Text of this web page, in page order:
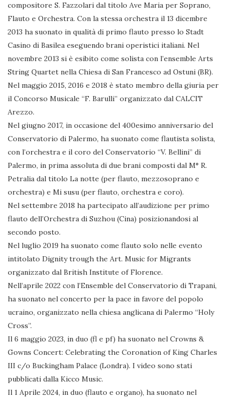
compositore S. Fazzolari dal titolo Ave Maria per Soprano,
Flauto e Orchestra. Con la stessa orchestra il 13 dicembre
2013 ha suonato in qualità di primo flauto presso lo Stadt
Casino di Basilea eseguendo brani operistici italiani. Nel
novembre 2013 si è esibito come solista con l’ensemble Arts
String Quartet nella Chiesa di San Francesco ad Ostuni (BR).
Nel maggio 2015, 2016 e 2018 è stato membro della giuria per
il Concorso Musicale “F. Barulli” organizzato dal CALCIT
Arezzo.
Nel giugno 2017, in occasione del 400esimo anniversario del
Conservatorio di Palermo, ha suonato come flautista solista,
con l’orchestra e il coro del Conservatorio “V. Bellini” di
Palermo, in prima assoluta di due brani composti dal M° R.
Petralia dal titolo La notte (per flauto, mezzosoprano e
orchestra) e Mi susu (per flauto, orchestra e coro).
Nel settembre 2018 ha partecipato all’audizione per primo
flauto dell’Orchestra di Suzhou (Cina) posizionandosi al
secondo posto.
Nel luglio 2019 ha suonato come flauto solo nelle evento
intitolato Dignity trough the Art. Music for Migrants
organizzato dal British Institute of Florence.
Nell’aprile 2022 con l’Ensemble del Conservatorio di Trapani,
ha suonato nel concerto per la pace in favore del popolo
ucraino, organizzato nella chiesa anglicana di Palermo “Holy
Cross”.
Il 6 maggio 2023, in duo (fl e pf) ha suonato nel Crowns &
Gowns Concert: Celebrating the Coronation of King Charles
III c/o Buckingham Palace (Londra). I video sono stati
pubblicati dalla Kicco Music.
Il 1 Aprile 2024, in duo (flauto e organo), ha suonato nel